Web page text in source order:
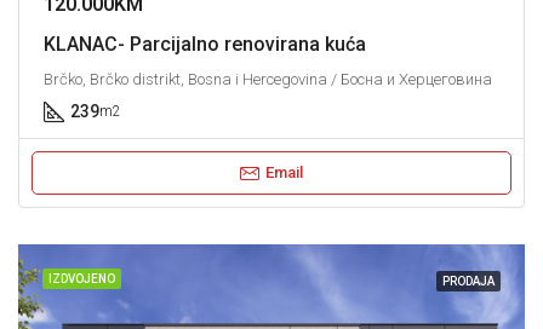
KLANAC- Parcijalno renovirana kuća
Brčko, Brčko distrikt, Bosna i Hercegovina / Босна и Херцеговина
239m2
Email
IZDVOJENO PRODAJA